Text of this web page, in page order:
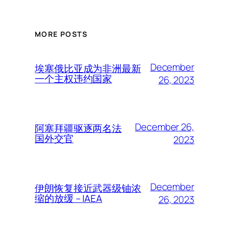
MORE POSTS
埃塞俄比亚成为非洲最新
一个主权违约国家
December
26, 2023
阿塞拜疆驱逐两名法
国外交官
December 26,
2023
伊朗恢复接近武器级铀浓
缩的放缓 – IAEA
December
26, 2023